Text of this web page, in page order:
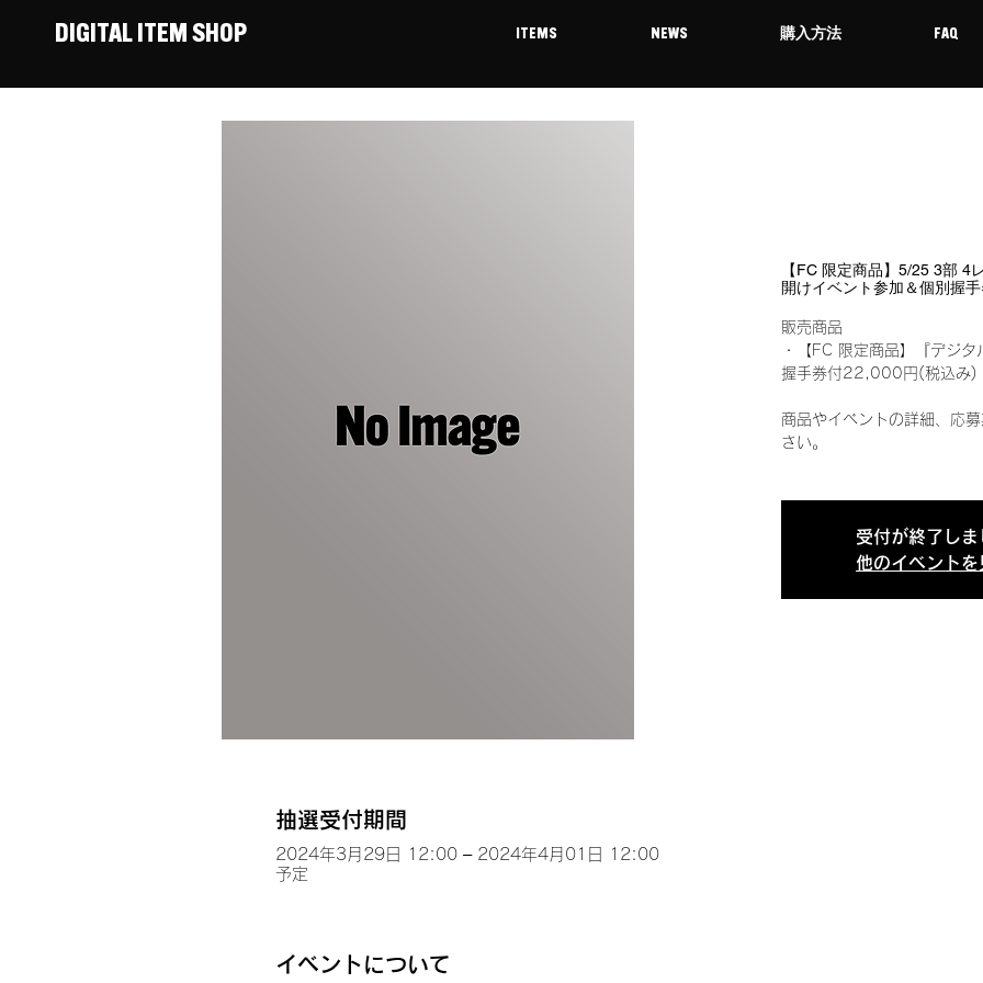
DIGITAL ITEM SHOP ITEMS NEWS 購入方法 FAQ
【FC 限定商品】5/25 3部 4
開けイベント参加＆個別握
販売商品
・【FC 限定商品】『デジ
握手券付22,000円(税込
商品やイベントの詳細、応
さい。
受付が終了しま
他のイベントを
抽選受付期間
2024年3月29日 12:00 – 2024年4月01日 12:00
予定
イベントについて